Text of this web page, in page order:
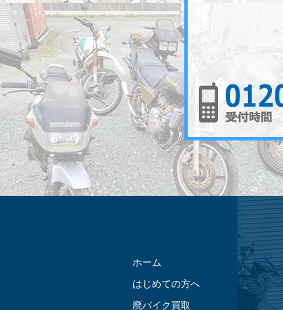
ホーム
はじめての方へ
廃バイク買取